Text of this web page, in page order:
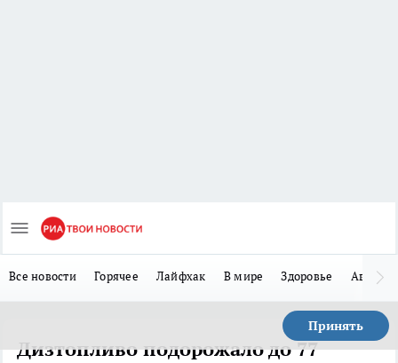
Все новости Горячее Лайфхак В мире Здоровье Авто
Принять
Дизтопливо подорожало до 77